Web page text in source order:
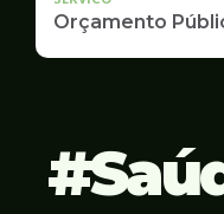
Orçamento